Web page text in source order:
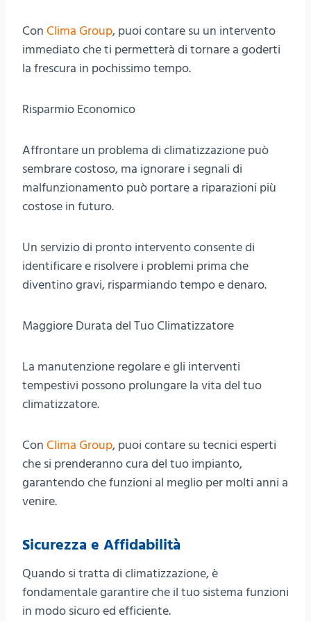
Con Clima Group, puoi contare su un intervento
immediato che ti permetterà di tornare a goderti
la frescura in pochissimo tempo.
Risparmio Economico
Affrontare un problema di climatizzazione può
sembrare costoso, ma ignorare i segnali di
malfunzionamento può portare a riparazioni più
costose in futuro.
Un servizio di pronto intervento consente di
identificare e risolvere i problemi prima che
diventino gravi, risparmiando tempo e denaro.
Maggiore Durata del Tuo Climatizzatore
La manutenzione regolare e gli interventi
tempestivi possono prolungare la vita del tuo
climatizzatore.
Con Clima Group, puoi contare su tecnici esperti
che si prenderanno cura del tuo impianto,
garantendo che funzioni al meglio per molti anni a
venire.
Sicurezza e Affidabilità
Quando si tratta di climatizzazione, è
fondamentale garantire che il tuo sistema funzioni
in modo sicuro ed efficiente.